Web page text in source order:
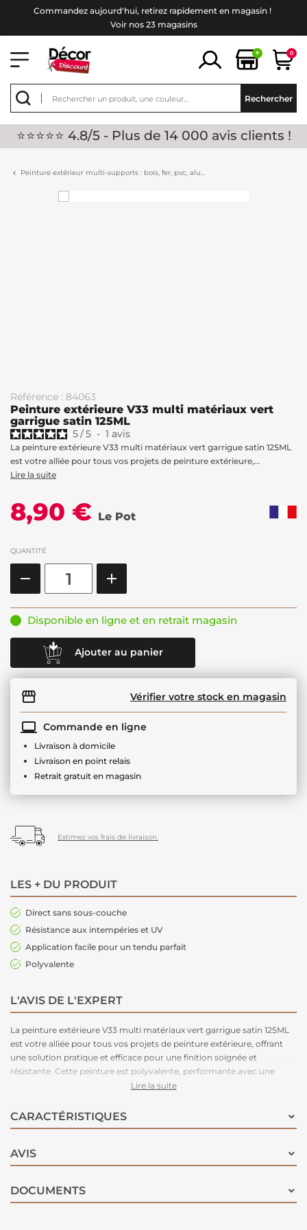
Commandez aujourd'hui, retirez rapidement en magasin !
Voir nos 23 magasins
+ 0
Rechercher
⭐⭐⭐⭐⭐ 4.8/5 - Plus de 14 000 avis clients !
Peinture extérieur multi-supports : bois, fer, pvc, alu...
Référence : 84063
Peinture extérieure V33 multi matériaux vert
garrigue satin 125ML
5/5 - 1 avis
La peinture extérieure V33 multi matériaux vert garrigue satin 125ML
est votre alliée pour tous vos projets de peinture extérieure,...
Lire la suite
8,90 € Le Pot
QUANTITÉ
Disponible en ligne et en retrait magasin
Ajouter au panier
Vérifier votre stock en magasin
Commande en ligne
Livraison à domicile
Livraison en point relais
Retrait gratuit en magasin
Estimez vos frais de livraison.
LES + DU PRODUIT
Direct sans sous-couche
Résistance aux intempéries et UV
Application facile pour un tendu parfait
Polyvalente
L'AVIS DE L'EXPERT
La peinture extérieure V33 multi matériaux vert garrigue satin 125ML
est votre alliée pour tous vos projets de peinture extérieure, offrant
une solution pratique et efficace pour une finition soignée et
résistante. Cette peinture est polyvalente, performante avec une
haute adhérence et une finition impeccable !
en-un, conçu pour répondre aux exigences les plus élevées en
matière de performance et d’esthétique.
Lire la suite
CARACTÉRISTIQUES
AVIS
DOCUMENTS